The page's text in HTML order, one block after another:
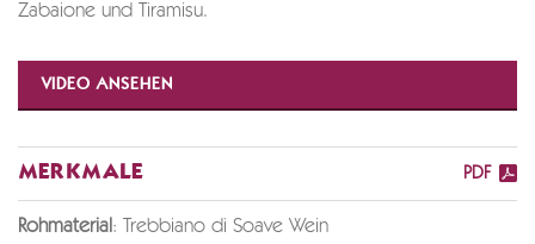
Zabaione und Tiramisu.
VIDEO ANSEHEN
MERKMALE PDF
Rohmaterial : Trebbiano di Soave Wein